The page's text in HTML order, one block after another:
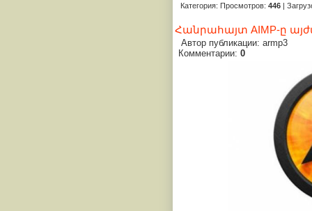
Категория: Просмотров: 446|
Հանրահայտ AIMP-ը
Автор публикации: armp3
Комментарии: 0